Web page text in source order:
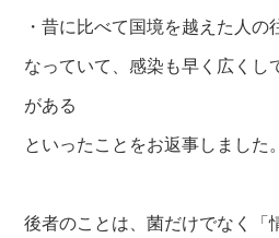
・昔に比べて国境を越えた人の
なっていて、感染も早く広くし
がある
といったことをお返事しました。
後者のことは、菌だけでなく「